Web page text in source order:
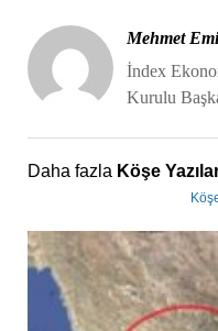
Mehmet
İndex
Kurulu
Daha fazla Köşe